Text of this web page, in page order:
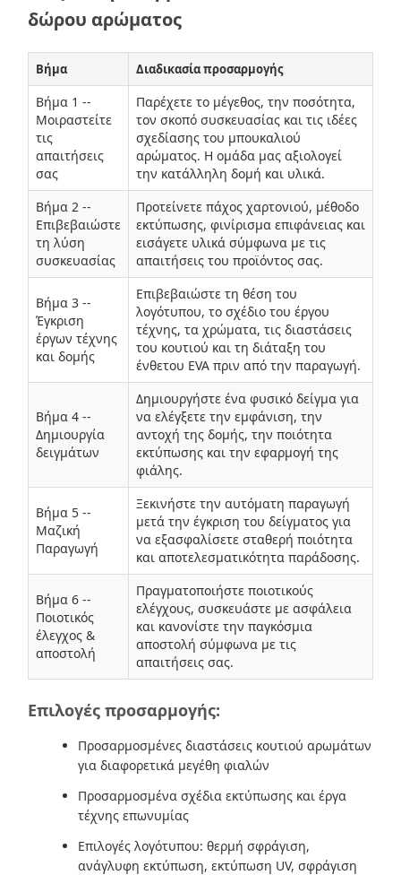
δώρου αρώματος
Βήμα Διαδικασία προσαρμογής
Βήμα 1 --
Μοιραστείτε
τις
απαιτήσεις
σας
Παρέχετε το μέγεθος, την ποσότητα,
τον σκοπό συσκευασίας και τις ιδέες
σχεδίασης του μπουκαλιού
αρώματος. Η ομάδα μας αξιολογεί
την κατάλληλη δομή και υλικά.
Βήμα 2 --
Επιβεβαιώστε
τη λύση
συσκευασίας
Προτείνετε πάχος χαρτονιού, μέθοδο
εκτύπωσης, φινίρισμα επιφάνειας και
εισάγετε υλικά σύμφωνα με τις
απαιτήσεις του προϊόντος σας.
Βήμα 3 --
Έγκριση
έργων τέχνης
και δομής
Επιβεβαιώστε τη θέση του
λογότυπου, το σχέδιο του έργου
τέχνης, τα χρώματα, τις διαστάσεις
του κουτιού και τη διάταξη του
ένθετου EVA πριν από την παραγωγή.
Βήμα 4 --
Δημιουργία
δειγμάτων
Δημιουργήστε ένα φυσικό δείγμα για
να ελέγξετε την εμφάνιση, την
αντοχή της δομής, την ποιότητα
εκτύπωσης και την εφαρμογή της
φιάλης.
Βήμα 5 --
Μαζική
Παραγωγή
Ξεκινήστε την αυτόματη παραγωγή
μετά την έγκριση του δείγματος για
να εξασφαλίσετε σταθερή ποιότητα
και αποτελεσματικότητα παράδοσης.
Βήμα 6 --
Ποιοτικός
έλεγχος &
αποστολή
Πραγματοποιήστε ποιοτικούς
ελέγχους, συσκευάστε με ασφάλεια
και κανονίστε την παγκόσμια
αποστολή σύμφωνα με τις
απαιτήσεις σας.
Επιλογές προσαρμογής:
Προσαρμοσμένες διαστάσεις κουτιού αρωμάτων
για διαφορετικά μεγέθη φιαλών
Προσαρμοσμένα σχέδια εκτύπωσης και έργα
τέχνης επωνυμίας
Επιλογές λογότυπου: θερμή σφράγιση,
ανάγλυφη εκτύπωση, εκτύπωση UV, σφράγιση